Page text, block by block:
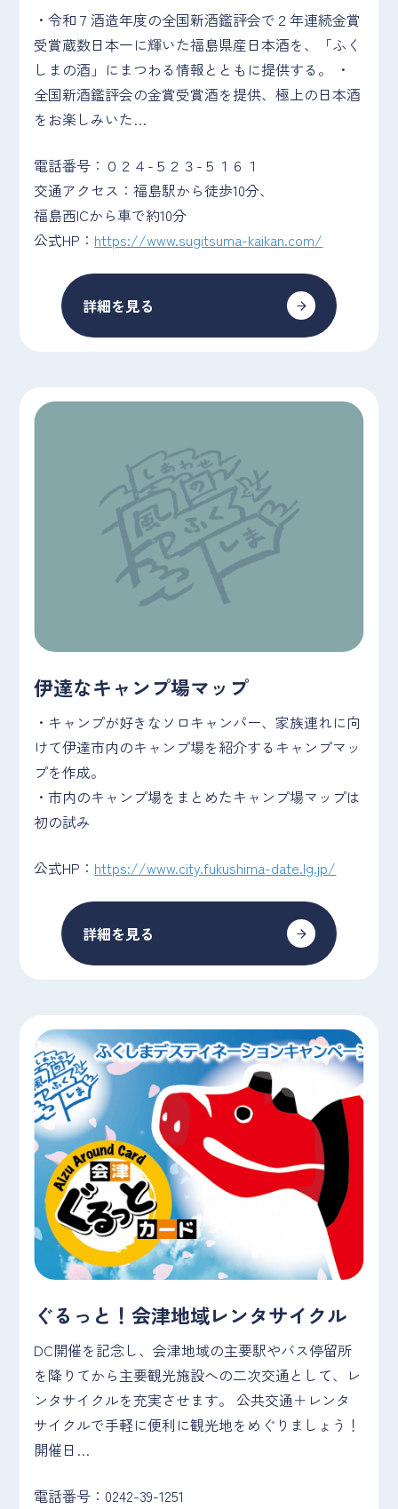
・令和７酒造年度の全国新酒鑑評会で２年連続金賞
受賞蔵数日本一に輝いた福島県産日本酒を、「ふく
しまの酒」にまつわる情報とともに提供する。 ・
全国新酒鑑評会の金賞受賞酒を提供、極上の日本酒
をお楽しみいた…
電話番号：０２４-５２３-５１６１
交通アクセス：福島駅から徒歩10分、
福島西ICから車で約10分
公式HP： https://www.sugitsuma-kaikan.com/
詳細を見る
伊達なキャンプ場マップ
・キャンプが好きなソロキャンパー、家族連れに向
けて伊達市内のキャンプ場を紹介するキャンプマッ
プを作成。
・市内のキャンプ場をまとめたキャンプ場マップは
初の試み
公式HP： https://www.city.fukushima-date.lg.jp/
詳細を見る
ぐるっと！会津地域レンタサイクル
DC開催を記念し、会津地域の主要駅やバス停留所
を降りてから主要観光施設への二次交通として、レ
ンタサイクルを充実させます。 公共交通＋レンタ
サイクルで手軽に便利に観光地をめぐりましょう！
開催日…
電話番号：0242-39-1251